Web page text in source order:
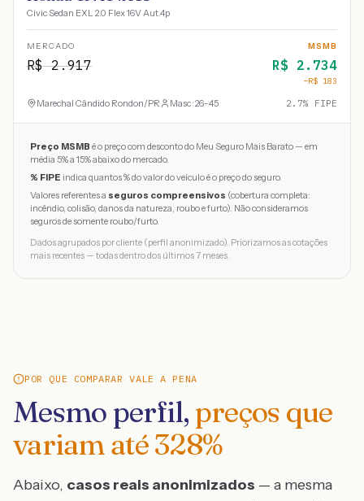
Civic Sedan EXL 2.0 Flex 16V Aut.4p
MERCADO
R$2.917
MSMB
R$ 2.734
−R$ 183
Marechal Cândido Rondon/PR Masc · 26-45 2.7% FIPE
Preço MSMB é o preço com desconto do Meu Seguro Mais Barato — em
média 5% a 15% abaixo do mercado.
% FIPE indica quantos % do valor do veículo é o preço do seguro.
Valores referentes a seguros compreensivos (cobertura completa:
incêndio, colisão, danos da natureza, roubo e furto). Não consideramos
seguros de somente roubo/furto.
Dados agrupados por cliente (perfil anonimizado). Priorizamos as cotações
mais recentes — todas dentro dos últimos 7 meses.
POR QUE COMPARAR VALE A PENA
Mesmo perfil, preços que
variam até328%
Abaixo, casos reais anonimizados — a mesma